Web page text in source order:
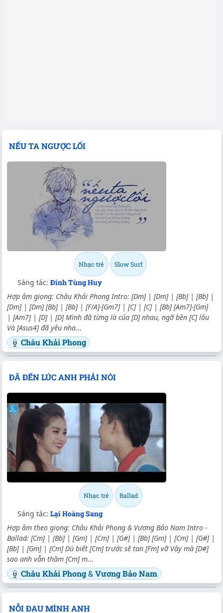
NẾU TA NGƯỢC LỐI
Nhạc trẻ Slow Surf
Sáng tác: Đinh Tùng Huy
Hợp âm giọng: Châu Khải Phong Intro: [Dm] | [Dm] | [Bb] | [Bb] |
[Dm] | [Dm] [Bb] | [Bb] | [F/A]-[Gm7] | [C] | [C] | [Bb] [Am7]-[Gm]
| [Am7] | [D] | [D] Mình đã từng là của [D] nhau, ngỡ bền [C] lâu
Và [Asus4] đã yêu nha...
Châu Khải Phong
ĐÃ ĐẾN LÚC ANH PHẢI NÓI
Nhạc trẻ Ballad
Sáng tác: Lại Hoàng Sang
Hợp âm theo giọng: Châu Khải Phong & Vương Bảo Nam Intro -
Ballad: [Cm] | [Bb] | [Gm] | [Cm] | [G#] | [Bb] [Gm] | [Cm] | [G#] |
[Bb] | [Gm] | [Cm] Dù biết [Cm] trước sẽ tan [Fm] vỡ Vậy mà [D#]
sao anh vẫn thầm [Cm] m...
Châu Khải Phong&Vương Bảo Nam
NỖI ĐAU MÌNH ANH